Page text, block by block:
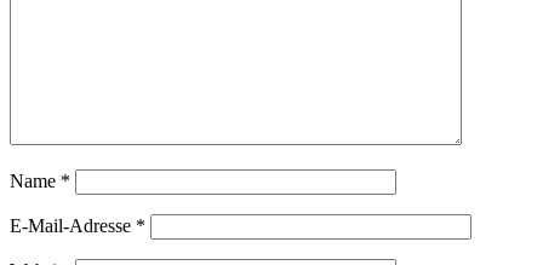
Name *
E-Mail-Adresse *